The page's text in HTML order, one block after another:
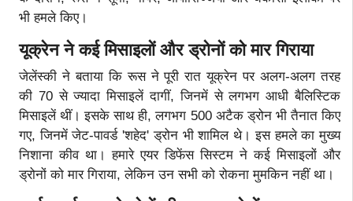
भी हमले किए।
यूक्रेन ने कई मिसाइलों और ड्रोनों को मार गिराया
जेलेंस्की ने बताया कि रूस ने पूरी रात यूक्रेन पर अलग-अलग तरह
की 70 से ज्यादा मिसाइलें दागीं, जिनमें से लगभग आधी बैलिस्टिक
मिसाइलें थीं। इसके साथ ही, लगभग 500 अटैक ड्रोन भी तैनात किए
गए, जिनमें जेट-पावर्ड 'शहेद' ड्रोन भी शामिल थे। इस हमले का मुख्य
निशाना कीव था। हमारे एयर डिफेंस सिस्टम ने कई मिसाइलों और
ड्रोनों को मार गिराया, लेकिन उन सभी को रोकना मुमकिन नहीं था।